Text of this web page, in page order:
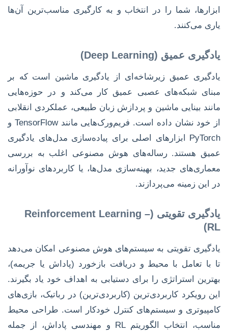
ابزارها، شما را در انتخاب و به کارگیری مناسب‌ترین آن‌ها
یاری می‌کنند.
یادگیری عمیق (Deep Learning)
یادگیری عمیق زیرشاخه‌ای از یادگیری ماشین است که بر
مبنای شبکه‌های عصبی عمیق کار می‌کند و در حوزه‌هایی
مانند بینایی ماشین و پردازش زبان طبیعی، عملکردی انقلابی
از خود نشان داده است. فریم‌ورک‌هایی مانند TensorFlow و
PyTorch ابزارهای اصلی برای پیاده‌سازی مدل‌های یادگیری
عمیق هستند. رساله‌های هوش مصنوعی اغلب به بررسی
معماری‌های جدید، بهینه‌سازی مدل‌ها، یا کاربردهای نوآورانه
در این زمینه می‌پردازند.
یادگیری تقویتی (Reinforcement Learning –
RL)
یادگیری تقویتی به سیستم‌های هوش مصنوعی امکان می‌دهد
تا با تعامل با محیط و دریافت بازخورد (پاداش یا جریمه)،
بهترین استراتژی را برای دستیابی به اهداف خود یاد بگیرند.
این رویکرد کاربردی‌ترین (کاربردی‌ترین) در رباتیک، بازی‌های
کامپیوتری و سیستم‌های کنترل خودکار است. طراحی محیط
مناسب، انتخاب الگوریتم RL و مهندسی پاداش، از جمله